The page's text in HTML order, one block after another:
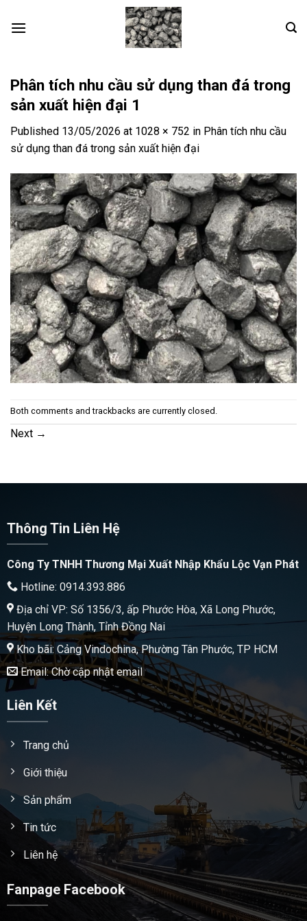
Phân tích nhu cầu sử dụng than đá trong
sản xuất hiện đại 1
Published 13/05/2026 at 1028 × 752 in Phân tích nhu cầu
sử dụng than đá trong sản xuất hiện đại
Both comments and trackbacks are currently closed.
Next →
Thông Tin Liên Hệ
Công Ty TNHH Thương Mại Xuất Nhập Khẩu Lộc Vạn Phát
Hotline: 0914.393.886
Địa chỉ VP: Số 1356/3, ấp Phước Hòa, Xã Long Phước,
Huyện Long Thành, Tỉnh Đồng Nai
Kho bãi: Cảng Vindochina, Phường Tân Phước, TP HCM
Email: Chờ cập nhật email
Liên Kết
Trang chủ
Giới thiệu
Sản phẩm
Tin tức
Liên hệ
Fanpage Facebook